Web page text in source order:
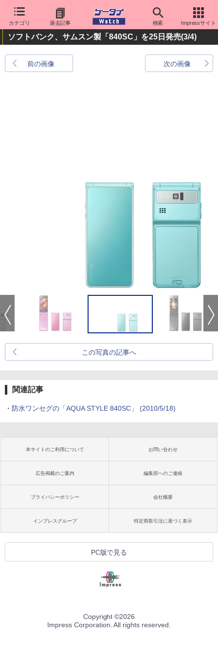
カテゴリ 過去記事 検索 Impressサイト
ソフトバンク、サムスン製「840SC」を25日発売(3/4)
前の画像 次の画像
この写真の記事へ
関連記事
・ 防水ワンセグの「AQUA STYLE 840SC」 (2010/5/18)
本サイトのご利用について お問い合わせ
広告掲載のご案内 編集部へのご連絡
プライバシーポリシー 会社概要
インプレスグループ 特定商取引法に基づく表示
PC版で見る
Copyright ©2026
Impress Corporation. All rights reserved.